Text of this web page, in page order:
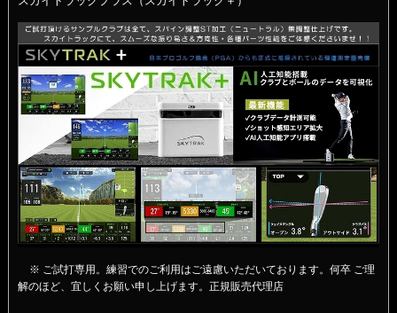
※ ご試打専用。練習でのご利用はご遠慮いただいております。何卒 ご理
解のほど、宜しくお願い申し上げます。正規販売代理店